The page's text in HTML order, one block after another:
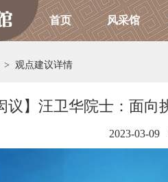
首页 风采馆
> 观点建议详情
议】汪卫华院士：面
2023-03-09